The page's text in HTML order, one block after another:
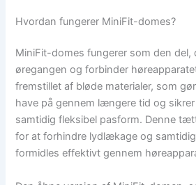
Hvordan fungerer MiniFit-domes?
MiniFit-domes fungerer som den del,
øregangen og forbinder
fremstillet af bløde materialer, som
have på gennem længere tid og
samtidig fleksibel pasform. Denne
for at forhindre lydlækage og
formidles effektivt gennem